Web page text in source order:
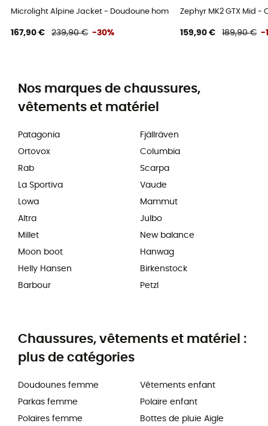
Microlight Alpine Jacket - Doudoune homme
167,90 € 239,90 € -30%
Zephyr MK2 GTX Mid
159,90 € 189,90 € -
Nos marques de chaussures,
vêtements et matériel
Patagonia
Ortovox
Rab
La Sportiva
Lowa
Altra
Millet
Moon boot
Helly Hansen
Barbour
Fjällräven
Columbia
Scarpa
Vaude
Mammut
Julbo
New balance
Hanwag
Birkenstock
Petzl
Chaussures, vêtements et matériel :
plus de catégories
Doudounes femme
Parkas femme
Polaires femme
Vêtements enfant
Polaire enfant
Bottes de pluie Aigle